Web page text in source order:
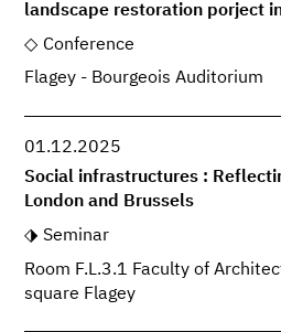
landscape restoration porject
Conference
Flagey - Bourgeois Auditorium
01.12.2025
Social infrastructures :
London and Brussels
Seminar
Room F.L.3.1 Faculty of
square Flagey